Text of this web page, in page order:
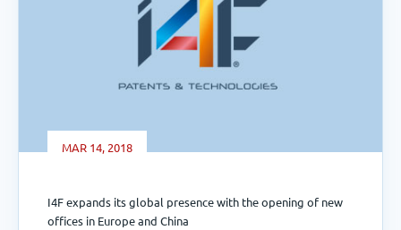
MAR 14, 2018
I4F expands its global presence with the opening of new
offices in Europe and China